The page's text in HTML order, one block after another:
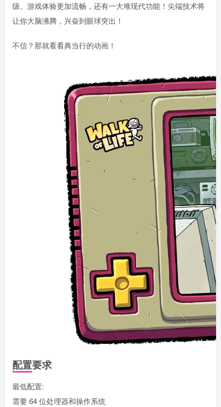
级、游戏体验更加流畅，还有一大堆现代功能！尖端技术将
让你大脑沸腾，兴奋到眼球突出！
不信？那就看看典当行的动画！
配置要求
最低配置:
需要 64 位处理器和操作系统